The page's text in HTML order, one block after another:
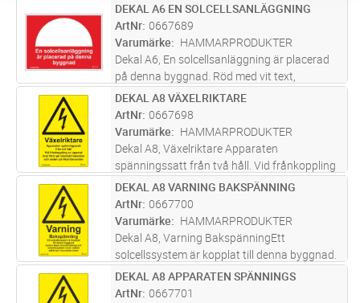
ST Lägg i kundvagn
DEKAL A6 EN SOLCELLSANLÄGGNING
ArtNr 0667689
Varumärke
HAMMARPRODUKTER
Dekal A6, En solcellsanläggning är placerad
på denna byggnad. Röd med vit text,
150x105mm, självhäftande.
ST Lägg i kundvagn
DEKAL A8 VÄXELRIKTARE
ArtNr 0667698
Varumärke
HAMMARPRODUKTER
Dekal A8, Växelriktare Apparaten
spänningssatt från två håll. Vid frånkoppling
av apparat bryt strömmen först på
växelströmssidan och sedan på
likströmssidan. Gul med svart text. 52x75mm,
självhäftan...läs mer
ST Lägg i kundvagn
DEKAL A8 VARNING BAKSPÄNNING
ArtNr 0667700
Varumärke
HAMMARPRODUKTER
Dekal A8, Varning BakspänningEtt
solcellssystem är kopplat till denna byggnad.
Isolera både huvudmatning och
solcellssystem innan arbete påbörjas. Gul
ST Lägg i kundvagn
DEKAL A8 APPARATEN SPÄNNINGS
ArtNr 0667701